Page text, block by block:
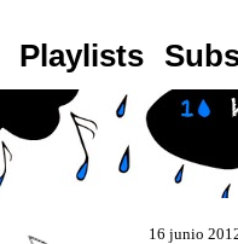
Playlists
16 junio